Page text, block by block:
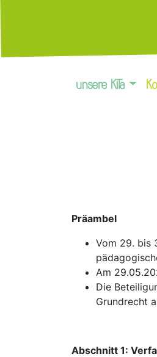
unsere KiTa
Präambel
Vom 29. bis
Am
Die
Grundrecht
Abschnitt 1: